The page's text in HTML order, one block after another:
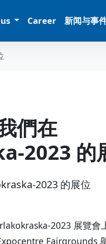
Career 新闻与事
們在
2023 的
2023 的展位
2023 展覽會
Fairgrounds 舉